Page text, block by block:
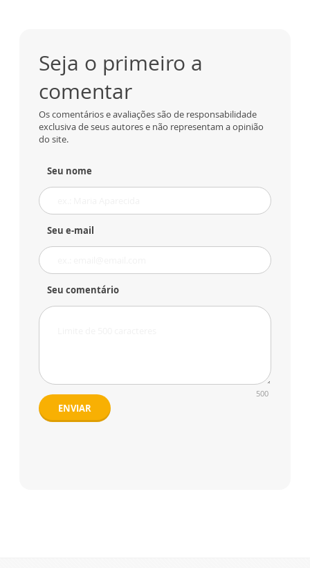
Seja o primeiro a
comentar
Os comentários e avaliações são de responsabilidade
exclusiva de seus autores e não representam a opinião
do site.
Seu nome
Seu e-mail
Seu comentário
500
ENVIAR